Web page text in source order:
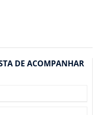
DE ACOMPANHAR